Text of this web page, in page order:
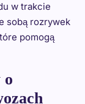
w trakcie
sobą rozrywek
pomogą
o